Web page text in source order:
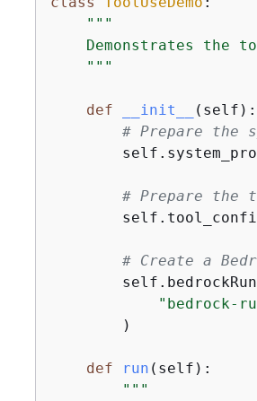
"""
Demonstrates the
    """
def __init__ ( self ):
# Prepare the
# Prepare the
# Create a
"bedrock-
        )
def run ( self ):
"""